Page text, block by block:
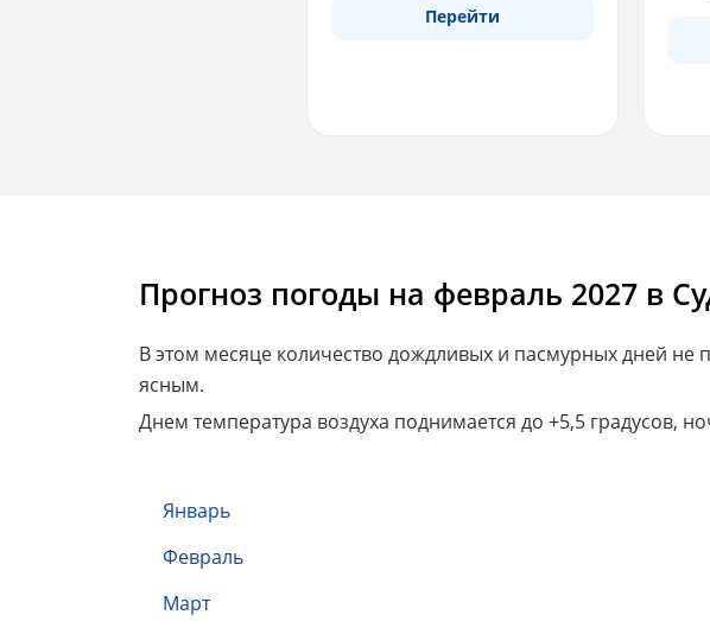
Перейти
Прогноз погоды на февраль 2027 в
В этом месяце количество дождливых и пасмурных дней
ясным.
Днем температура воздуха поднимается до +5,5 градусов,
Январь
Февраль
Март